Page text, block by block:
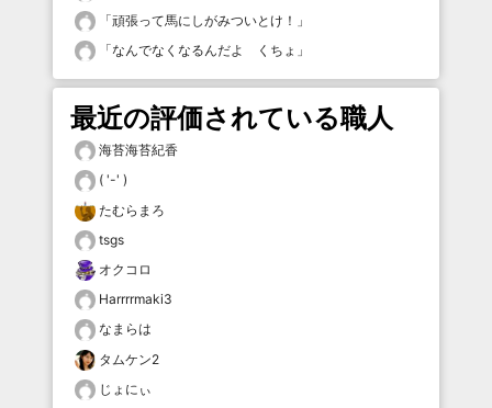
「頑張って馬にしがみついとけ！ 」
「なんでなくなるんだよ くちょ 」
最近の評価されている職人
海苔海苔紀香
( '-' )
たむらまろ
tsgs
オクコロ
Harrrrmaki3
なまらは
タムケン2
じょにぃ